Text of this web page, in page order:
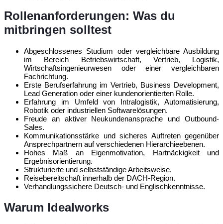
Rollenanforderungen: Was du
mitbringen solltest
Abgeschlossenes Studium oder vergleichbare Ausbildung
im Bereich Betriebswirtschaft, Vertrieb, Logistik,
Wirtschaftsingenieurwesen oder einer vergleichbaren
Fachrichtung.
Erste Berufserfahrung im Vertrieb, Business Development,
Lead Generation oder einer kundenorientierten Rolle.
Erfahrung im Umfeld von Intralogistik, Automatisierung,
Robotik oder industriellen Softwarelösungen.
Freude an aktiver Neukundenansprache und Outbound-
Sales.
Kommunikationsstärke und sicheres Auftreten gegenüber
Ansprechpartnern auf verschiedenen Hierarchieebenen.
Hohes Maß an Eigenmotivation, Hartnäckigkeit und
Ergebnisorientierung.
Strukturierte und selbstständige Arbeitsweise.
Reisebereitschaft innerhalb der DACH-Region.
Verhandlungssichere Deutsch- und Englischkenntnisse.
Warum Idealworks